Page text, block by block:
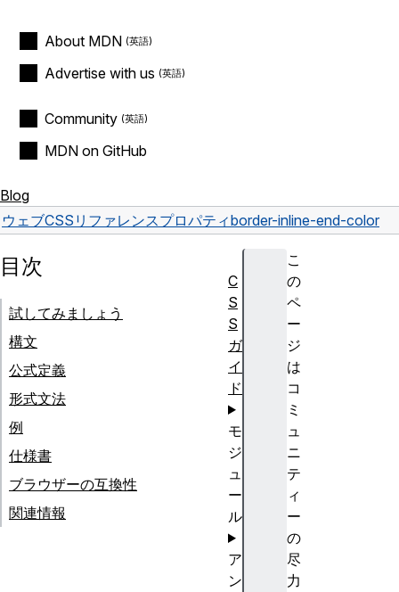
About MDN
Advertise with us
Community
MDN on GitHub
Blog
ウェブCSS リファレンスプロパティborder-inline-end-color
こ
の
ペ
ー
ジ
は
コ
ミ
ュ
ニ
テ
ィ
ー
の
尽
力
目次
試してみましょう
構文
公式定義
形式文法
例
仕様書
ブラウザーの互換性
関連情報
C
S
S
ガ
イ
ド
モ
ジ
ュ
ー
ル
ア
ン